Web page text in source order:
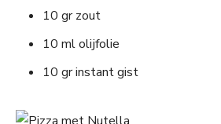
10 gr zout
10 ml olijfolie
10 gr instant gist